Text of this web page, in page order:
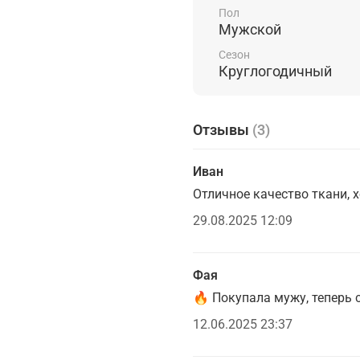
Пол
Мужской
Сезон
Круглогодичный
Отзывы (3)
Иван
Отличное качество ткани,
29.08.2025 12:09
Фая
🔥 Покупала мужу, теперь
12.06.2025 23:37